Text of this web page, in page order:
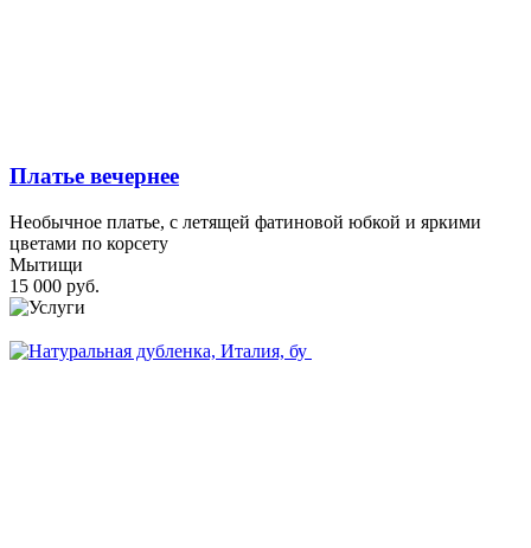
Платье вечернее
Необычное платье, с летящей фатиновой юбкой и яркими
цветами по корсету
Мытищи
15 000 руб.